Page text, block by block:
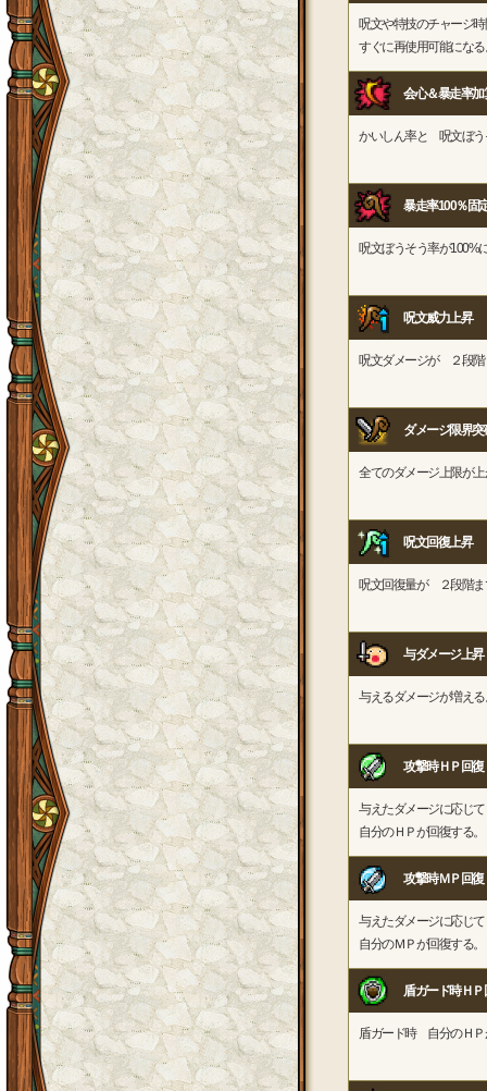
呪文や特技のチャージ
すぐに再使用可能になる
会心＆暴走率加
かいしん率と 呪文ぼう
暴走率100％固
呪文ぼうそう率が100%
呪文威力上昇
呪文ダメージが ２段階
ダメージ限界突
全てのダメージ上限が
呪文回復上昇
呪文回復量が ２段階ま
与ダメージ上昇
与えるダメージが増える
攻撃時ＨＰ回復
与えたダメージに応じて
自分のＨＰが回復する。
攻撃時ＭＰ回復
与えたダメージに応じて
自分のＭＰが回復する。
盾ガード時ＨＰ
盾ガード時 自分のＨＰ